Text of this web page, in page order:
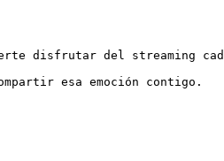
disfrutar del streaming
esa emoción contigo.